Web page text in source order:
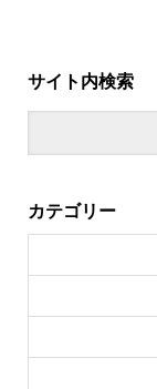
サイト内検索
カテゴリー